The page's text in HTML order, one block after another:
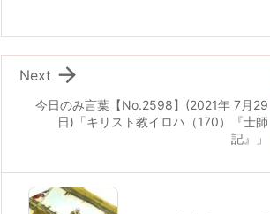
今日のみ言葉【No.2598】(2021年 7月29
日)「キリスト教イロハ（170）『士師
記』」

Next